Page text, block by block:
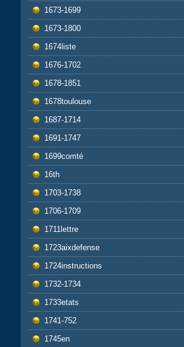
1673-1699
1673-1800
1674liste
1676-1702
1678-1851
1678toulouse
1687-1714
1691-1747
1699comté
16th
1703-1738
1706-1709
1711lettre
1723aixdefense
1724instructions
1732-1734
1733etats
1741-752
1745en